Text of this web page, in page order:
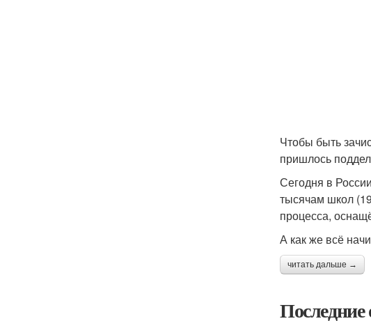
Чтобы быть
пришлось
Сегодня в
тысячам школ
процесса,
А как же всё
читать дальше →
Последние